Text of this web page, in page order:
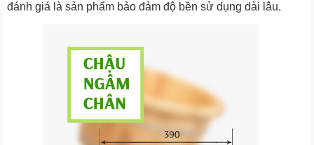
đánh giá là sản phẩm bảo đảm độ bền sử dụng dài lâu.